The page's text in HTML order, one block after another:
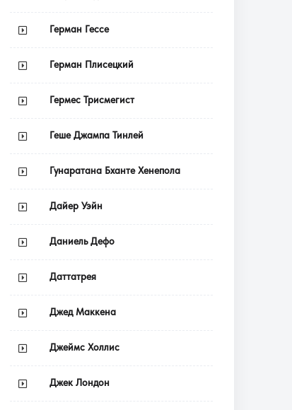
Герман Гессе
Герман Плисецкий
Гермес Трисмегист
Геше Джампа Тинлей
Гунаратана Бханте Хенепола
Дайер Уэйн
Даниель Дефо
Даттатрея
Джед Маккена
Джеймс Холлис
Джек Лондон